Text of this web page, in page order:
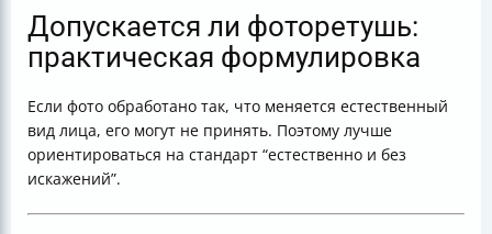
Допускается ли фоторетушь:
практическая формулировка
Если фото обработано так, что меняется естественный
вид лица, его могут не принять. Поэтому лучше
ориентироваться на стандарт “естественно и без
искажений”.